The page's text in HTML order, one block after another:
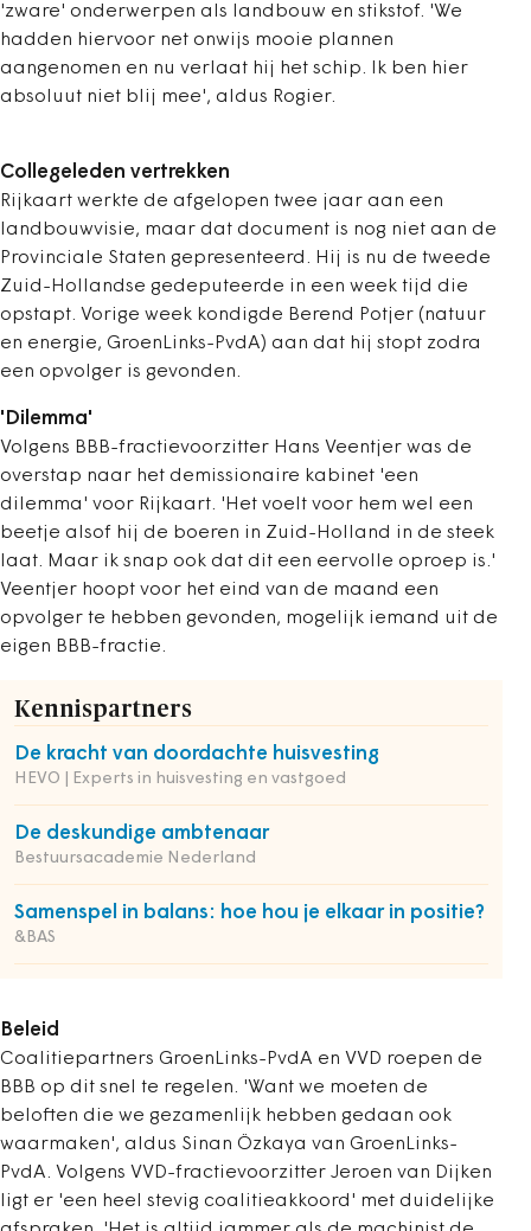
'zware' onderwerpen als landbouw en stikstof. 'We
hadden hiervoor net onwijs mooie plannen
aangenomen en nu verlaat hij het schip. Ik ben hier
absoluut niet blij mee', aldus Rogier.
Collegeleden vertrekken
Rijkaart werkte de afgelopen twee jaar aan een
landbouwvisie, maar dat document is nog niet aan de
Provinciale Staten gepresenteerd. Hij is nu de tweede
Zuid-Hollandse gedeputeerde in een week tijd die
opstapt. Vorige week kondigde Berend Potjer (natuur
en energie, GroenLinks-PvdA) aan dat hij stopt zodra
een opvolger is gevonden.
'Dilemma'
Volgens BBB-fractievoorzitter Hans Veentjer was de
overstap naar het demissionaire kabinet 'een
dilemma' voor Rijkaart. 'Het voelt voor hem wel een
beetje alsof hij de boeren in Zuid-Holland in de steek
laat. Maar ik snap ook dat dit een eervolle oproep is.'
Veentjer hoopt voor het eind van de maand een
opvolger te hebben gevonden, mogelijk iemand uit de
eigen BBB-fractie.
Kennispartners
De kracht van doordachte huisvesting
HEVO | Experts in huisvesting en vastgoed
De deskundige ambtenaar
Bestuursacademie Nederland
Samenspel in balans: hoe hou je elkaar in positie?
&BAS
Beleid
Coalitiepartners GroenLinks-PvdA en VVD roepen de
BBB op dit snel te regelen. 'Want we moeten de
beloften die we gezamenlijk hebben gedaan ook
waarmaken', aldus Sinan Özkaya van GroenLinks-
PvdA. Volgens VVD-fractievoorzitter Jeroen van Dijken
ligt er 'een heel stevig coalitieakkoord' met duidelijke